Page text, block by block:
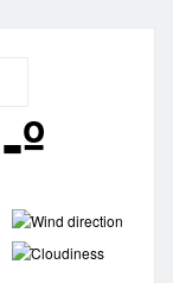
-º
-
-